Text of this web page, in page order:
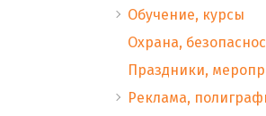
Обучение, курсы
Охрана,
Праздники,
Реклама,